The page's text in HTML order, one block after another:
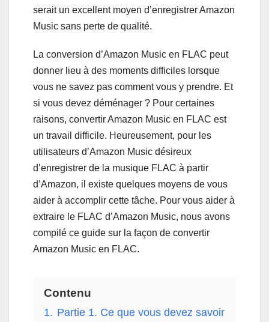
serait un excellent moyen d’enregistrer Amazon
Music sans perte de qualité.
La conversion d’Amazon Music en FLAC peut
donner lieu à des moments difficiles lorsque
vous ne savez pas comment vous y prendre. Et
si vous devez déménager ? Pour certaines
raisons, convertir Amazon Music en FLAC est
un travail difficile. Heureusement, pour les
utilisateurs d’Amazon Music désireux
d’enregistrer de la musique FLAC à partir
d’Amazon, il existe quelques moyens de vous
aider à accomplir cette tâche. Pour vous aider à
extraire le FLAC d’Amazon Music, nous avons
compilé ce guide sur la façon de convertir
Amazon Music en FLAC.
Contenu
1. Partie 1. Ce que vous devez savoir